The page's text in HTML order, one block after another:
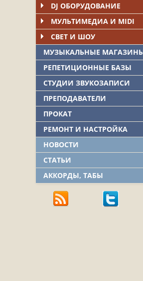
DJ ОБОРУДОВАНИЕ
МУЛЬТИМЕДИА И MIDI
СВЕТ И ШОУ
МУЗЫКАЛЬНЫЕ
РЕПЕТИЦИОННЫЕ БАЗЫ
СТУДИИ ЗВУКОЗАПИСИ
ПРЕПОДАВАТЕЛИ
ПРОКАТ
РЕМОНТ И НАСТРОЙКА
НОВОСТИ
СТАТЬИ
АККОРДЫ, ТАБЫ